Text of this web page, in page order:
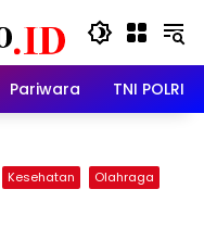
Pariwara TNI POLRI
Kesehatan
Olahraga